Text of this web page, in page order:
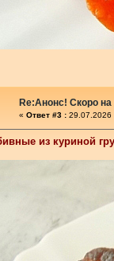
Re:Анонс! Скоро
« Ответ #3 : 29.07.2026
из куриной